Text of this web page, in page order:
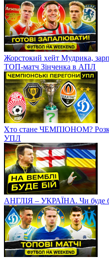
Жорстокий хейт Мудрика,
ТОП-матч Зінченка в АПЛ
Хто стане ЧЕМПІОНОМ?
УПЛ
АНГЛІЯ – УКРАЇНА. Чи буде